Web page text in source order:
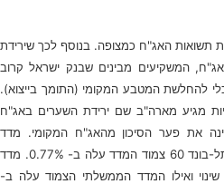
תשואות האג"ח כמצופה. בנוסף לכך שירידת
המשקיעים מבינים שבנק ישראל קרוב
להחלשת המטבע המקומי (התומך בייצוא).
מגיע מארה"ב שם ירידת השערים באג"ח
את פער הסיכון מהאג"ח המקומי. מדד
התל-בונד השקלי עלה ב- 0.45%, ותל-בונד 60 צמוד המדד עלה ב- 0.77%. מדד
ואילו המדד הממשלתי הצמוד עלה ב-